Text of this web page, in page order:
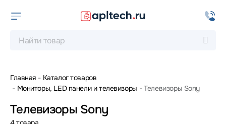
Главная
Каталог товаров
Мониторы, LED панели и телевизоры
Телевизоры Sony
Телевизоры Sony